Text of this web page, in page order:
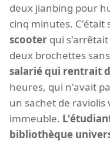
deux jianbing pour
cinq minutes. C'était
scooter qui
deux brochettes
salarié qui rentrait
heures, qui n'avait
un sachet de raviolis
immeuble.
bibliothèque